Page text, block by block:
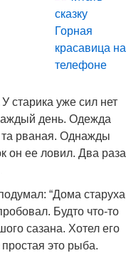
старика уже сил нет
день. Одежда
та рваная. Однажды
он ее ловил. Два раза
“Дома старуха
Будто что-то
сазана. Хотел его
это рыба.